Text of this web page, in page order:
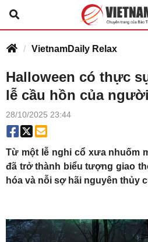
VietnamDaily Relax
Halloween có thực
lễ cầu hồn của
28/10/2025 23:44
Từ một lễ nghi cổ xưa nhuốm
đã trở thành biểu tượng giao
hóa và nỗi sợ hãi nguyên thủy